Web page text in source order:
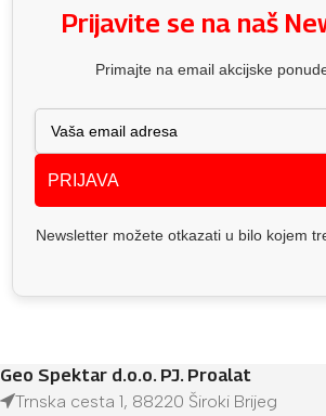
Prijavite se na naš
Primajte na email akcijske
PRIJAVA
Newsletter možete otkazati u bilo kojem
Geo Spektar d.o.o. PJ. Proalat
Trnska cesta 1, 88220 Široki Brijeg